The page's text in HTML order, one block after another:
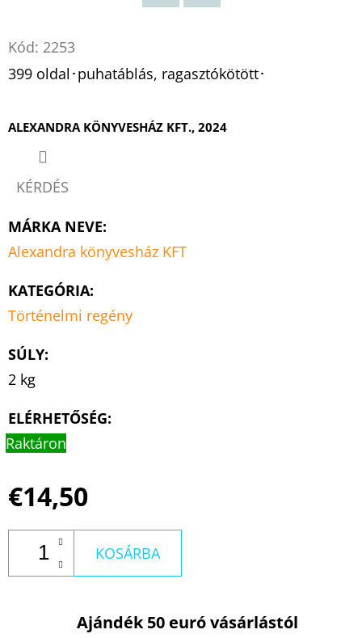
Kód: 2253
399 oldal･puhatáblás, ragasztókötött･
ALEXANDRA KÖNYVESHÁZ KFT., 2024
KÉRDÉS
MÁRKA NEVE:
Alexandra könyvesház KFT
KATEGÓRIA:
Történelmi regény
SÚLY:
2 kg
ELÉRHETŐSÉG:
Raktáron
€14,50
KOSÁRBA
Ajándék 50 euró vásárlástól